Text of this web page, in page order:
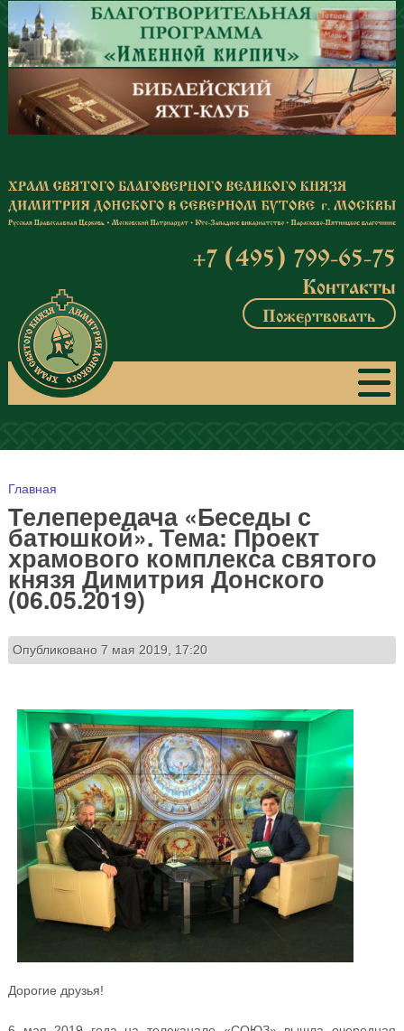
Перейти к основному содержанию
+7 (495) 799-65-75
Контакты
Пожертвовать
Вы здесь
Главная
Телепередача «Беседы с
батюшкой». Тема: Проект
храмового комплекса святого
князя Димитрия Донского
(06.05.2019)
Опубликовано 7 мая 2019, 17:20
Дорогие друзья!